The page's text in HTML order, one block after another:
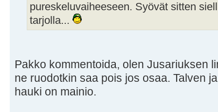
pureskeluvaiheeseen. Syövät sitten
tarjolla...
Pakko kommentoida, olen Jusariuksen
ne ruodotkin saa pois jos osaa. Talven
hauki on mainio.